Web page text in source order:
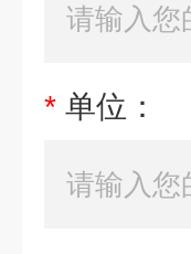
* 单位：